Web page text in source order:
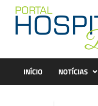
content
INÍCIO NOTÍCIAS